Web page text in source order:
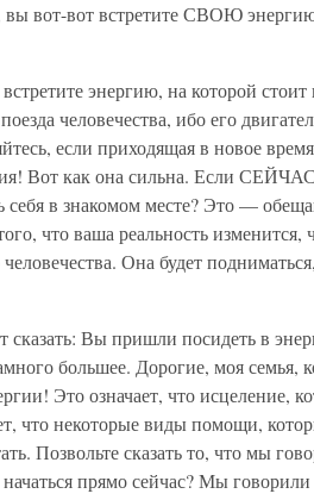
вы вот-вот встретите СВОЮ
энергию, на которой
человечества, ибо его
если приходящая в новое
Вот как она сильна. Если
себя в знакомом месте? Это —
что ваша реальность изменится,
Она будет
сказать: Вы пришли посидеть в
большее. Дорогие, моя семья,
Это означает, что исцеление,
что некоторые виды помощи,
Позвольте сказать то, что мы
прямо сейчас? Мы